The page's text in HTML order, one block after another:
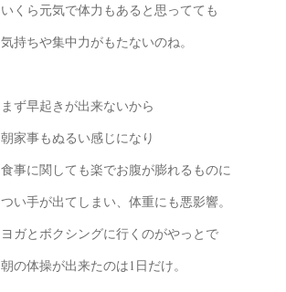
いくら元気で体力もあると思ってても
気持ちや集中力がもたないのね。
まず早起きが出来ないから
朝家事もぬるい感じになり
食事に関しても楽でお腹が膨れるものに
つい手が出てしまい、体重にも悪影響。
ヨガとボクシングに行くのがやっとで
朝の体操が出来たのは1日だけ。